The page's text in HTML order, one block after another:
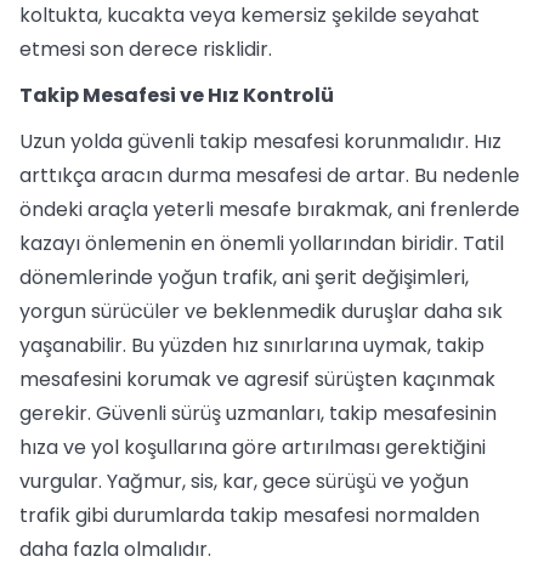
koltukta, kucakta veya kemersiz şekilde seyahat
etmesi son derece risklidir.
Takip Mesafesi ve Hız Kontrolü
Uzun yolda güvenli takip mesafesi korunmalıdır. Hız
arttıkça aracın durma mesafesi de artar. Bu nedenle
öndeki araçla yeterli mesafe bırakmak, ani frenlerde
kazayı önlemenin en önemli yollarından biridir. Tatil
dönemlerinde yoğun trafik, ani şerit değişimleri,
yorgun sürücüler ve beklenmedik duruşlar daha sık
yaşanabilir. Bu yüzden hız sınırlarına uymak, takip
mesafesini korumak ve agresif sürüşten kaçınmak
gerekir. Güvenli sürüş uzmanları, takip mesafesinin
hıza ve yol koşullarına göre artırılması gerektiğini
vurgular. Yağmur, sis, kar, gece sürüşü ve yoğun
trafik gibi durumlarda takip mesafesi normalden
daha fazla olmalıdır.